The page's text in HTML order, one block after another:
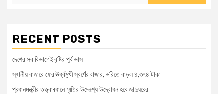
RECENT POSTS
দেশের সব বিভাগেই বৃষ্টির পূর্বাভাস
স্থানীয় বাজারে ফের ঊর্ধ্বমুখী স্বর্ণের বাজার, ভরিতে বাড়ল ৪,৩৭৪ টাকা
প্রধানমন্ত্রীর তত্ত্বাবধানে স্মৃতির উদ্দেশ্যে উদ্বোধন হবে জাদুঘরের